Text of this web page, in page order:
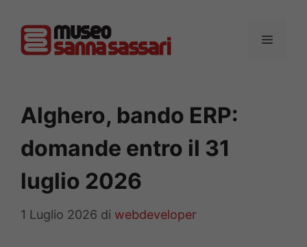
contenuto
MENU
Alghero, bando ERP:
domande entro il 31
luglio 2026
1 Luglio 2026 di webdeveloper